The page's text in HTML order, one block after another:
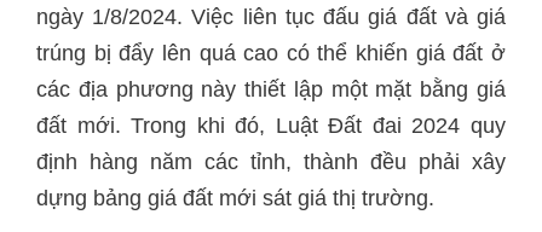
ngày 1/8/2024. Việc liên tục đấu giá đất và giá
trúng bị đẩy lên quá cao có thể khiến giá đất ở
các địa phương này thiết lập một mặt bằng giá
đất mới. Trong khi đó, Luật Đất đai 2024 quy
định hàng năm các tỉnh, thành đều phải xây
dựng bảng giá đất mới sát giá thị trường.